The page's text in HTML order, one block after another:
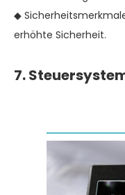
◆
erhöhte Sicherheit.
7.